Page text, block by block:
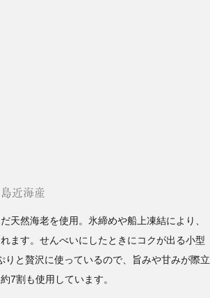
近海産
天然海老を使用。氷締めや船上凍結により、
ます。せんべいにしたときにコクが出る小型
と贅沢に使っているので、旨みや甘みが際立
7割も使用しています。